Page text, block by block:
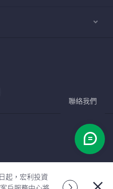
聯絡我們
起，宏利投資